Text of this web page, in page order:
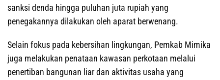
sanksi denda hingga puluhan juta rupiah yang
penegakannya dilakukan oleh aparat berwenang.
Selain fokus pada kebersihan lingkungan, Pemkab Mimika
juga melakukan penataan kawasan perkotaan melalui
penertiban bangunan liar dan aktivitas usaha yang